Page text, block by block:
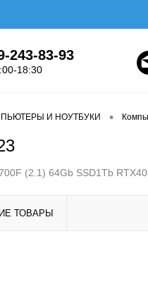
243-83-93
18:30
И НОУТБУКИ •
(2.1) 64Gb SSD1Tb
ТОВАРЫ